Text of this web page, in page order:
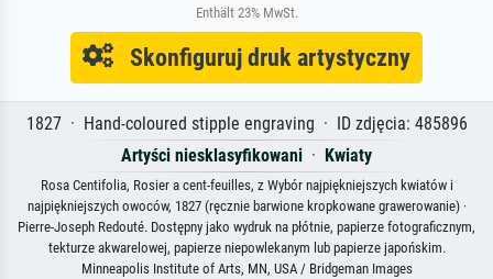
Enthält 23% MwSt.
Skonfiguruj druk artystyczny
1827 · Hand-coloured stipple engraving · ID zdjęcia: 485896
Artyści niesklasyfikowani · Kwiaty
Rosa Centifolia, Rosier a cent-feuilles, z Wybór najpiękniejszych kwiatów i
najpiękniejszych owoców, 1827 (ręcznie barwione kropkowane grawerowanie) ·
Pierre-Joseph Redouté. Dostępny jako wydruk na płótnie, papierze fotograficznym,
tekturze akwarelowej, papierze niepowlekanym lub papierze japońskim.
Minneapolis Institute of Arts, MN, USA / Bridgeman Images